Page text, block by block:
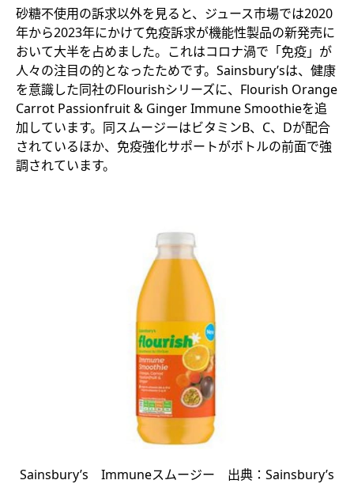
砂糖不使用の訴求以外を見ると、ジュース市場では2020
年から2023年にかけて免疫訴求が機能性製品の新発売に
おいて大半を占めました。これはコロナ渦で「免疫」が
人々の注目の的となったためです。Sainsbury’sは、健康
を意識した同社のFlourishシリーズに、Flourish Orange
Carrot Passionfruit & Ginger Immune Smoothieを追
加しています。同スムージーはビタミンB、C、Dが配合
されているほか、免疫強化サポートがボトルの前面で強
調されています。
Sainsbury’s Immuneスムージー 出典：Sainsbury’s